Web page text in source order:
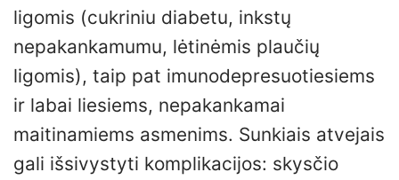
ligomis (cukriniu diabetu, inkstų
nepakankamumu, lėtinėmis plaučių
ligomis), taip pat imunodepresuotiesiems
ir labai liesiems, nepakankamai
maitinamiems asmenims. Sunkiais atvejais
gali išsivystyti komplikacijos: skysčio